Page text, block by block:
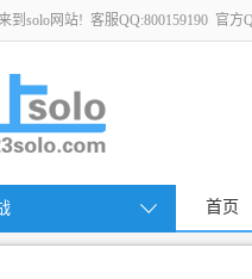
到solo网站! 客服QQ:800159190 官方
首页